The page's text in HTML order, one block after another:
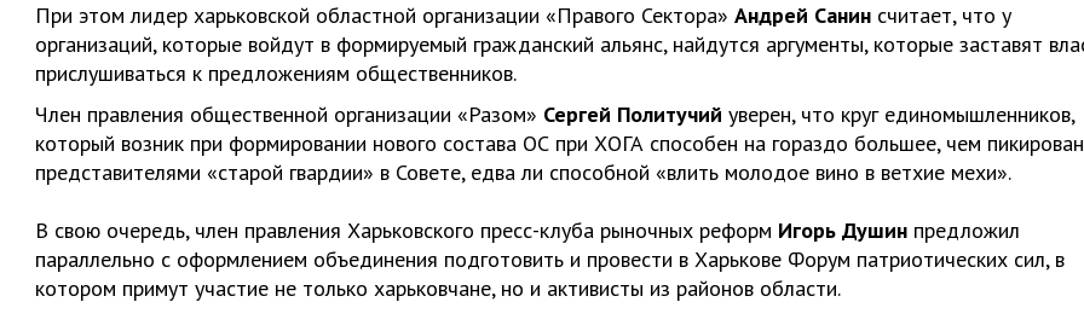
При этом лидер харьковской областной организации «Правого Сектора» Андрей Санин считает, что у
организаций, которые войдут в формируемый гражданский альянс, найдутся аргументы, которые заставят
прислушиваться к предложениям общественников.
Член правления общественной организации «Разом» Сергей Политучий уверен, что круг единомышленников,
который возник при формировании нового состава ОС при ХОГА способен на гораздо большее, чем
представителями «старой гвардии» в Совете, едва ли способной «влить молодое вино в ветхие мехи».
В свою очередь, член правления Харьковского пресс-клуба рыночных реформ Игорь Душин предложил
параллельно с оформлением объединения подготовить и провести в Харькове Форум патриотических сил, в
котором примут участие не только харьковчане, но и активисты из районов области.